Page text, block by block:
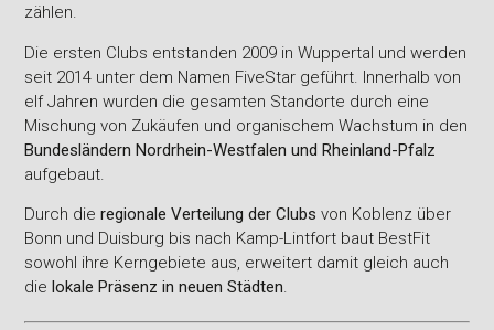
zählen.
Die ersten Clubs entstanden 2009 in Wuppertal und werden
seit 2014 unter dem Namen FiveStar geführt. Innerhalb von
elf Jahren wurden die gesamten Standorte durch eine
Mischung von Zukäufen und organischem Wachstum in den
Bundesländern Nordrhein-Westfalen und Rheinland-Pfalz
aufgebaut.
Durch dieregionale Verteilung der Clubs von Koblenz über
Bonn und Duisburg bis nach Kamp-Lintfort baut BestFit
sowohl ihre Kerngebiete aus, erweitert damit gleich auch
dielokale Präsenz in neuen Städten.